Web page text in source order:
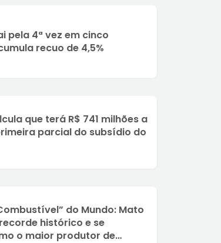
pela 4ª vez em cinco
recuo de 4,5%
que terá R$ 741 milhões a
parcial do subsídio do
do Mundo: Mato
histórico e se
o maior produtor de